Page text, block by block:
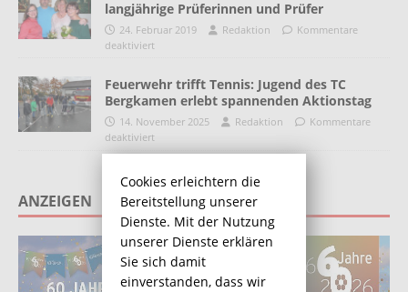
langjährige Prüferinnen und Prüfer
24. Februar 2019 Redaktion
Kommentare
deaktiviert
Feuerwehr trifft Tennis: Jugend des TC
Bergkamen erlebt spannenden Aktionstag
14. November 2025 Redaktion
Kommentare
deaktiviert
ANZEIGEN
Cookies erleichtern die
Bereitstellung unserer
Dienste. Mit der Nutzung
unserer Dienste erklären
Sie sich damit
einverstanden, dass wir